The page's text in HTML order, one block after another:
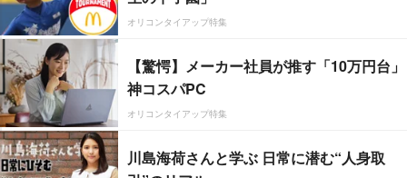
オリコンタイアップ特集
【驚愕】メーカー社員が推す「10万円台」
神コスパPC
オリコンタイアップ特集
川島海荷さんと学ぶ 日常に潜む“人身取